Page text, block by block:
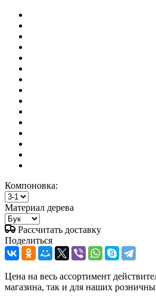
Компоновка:
Материал дерева
Рассчитать доставку
Поделиться
Цена на весь ассортимент
магазина, так и для наших